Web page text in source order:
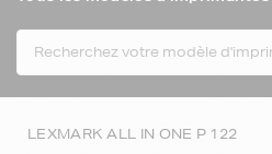
LEXMARK ALL IN ONE P 122